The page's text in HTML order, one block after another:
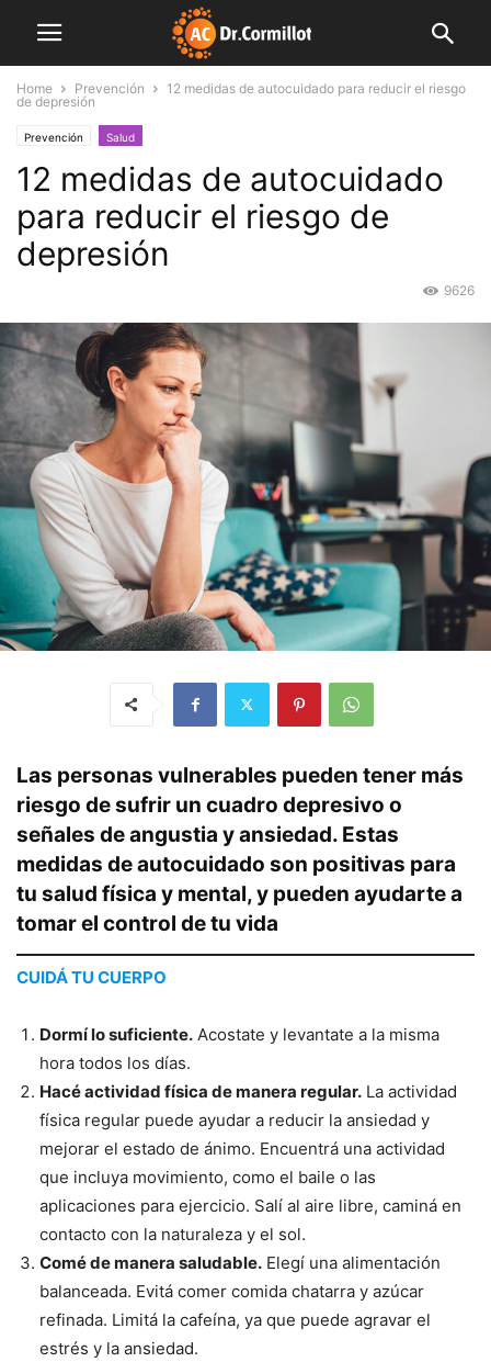
Home Prevención
12 medidas de autocuidado para reducir el riesgo
de depresión
Prevención Salud
12 medidas de autocuidado
para reducir el riesgo de
depresión
9626
Las personas vulnerables pueden tener más
riesgo de sufrir un cuadro depresivo o
señales de angustia y ansiedad. Estas
medidas de autocuidado son positivas para
tu salud física y mental, y pueden ayudarte a
tomar el control de tu vida
CUIDÁ TU CUERPO
Dormí lo suficiente. Acostate y levantate a la misma
hora todos los días.
Hacé actividad física de manera regular. La actividad
física regular puede ayudar a reducir la ansiedad y
mejorar el estado de ánimo. Encuentrá una actividad
que incluya movimiento, como el baile o las
aplicaciones para ejercicio. Salí al aire libre, caminá en
contacto con la naturaleza y el sol.
Comé de manera saludable. Elegí una alimentación
balanceada. Evitá comer comida chatarra y azúcar
refinada. Limitá la cafeína, ya que puede agravar el
estrés y la ansiedad.